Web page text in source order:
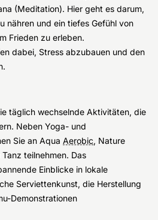
(Meditation). Hier geht es darum,
nähren und ein tiefes Gefühl von
Frieden zu erleben.
dabei, Stress abzubauen und den
täglich wechselnde Aktivitäten, die
Neben Yoga- und
Sie an Aqua Aerobic, Nature
teilnehmen. Das
Einblicke in lokale
Serviettenkunst, die Herstellung
Demonstrationen